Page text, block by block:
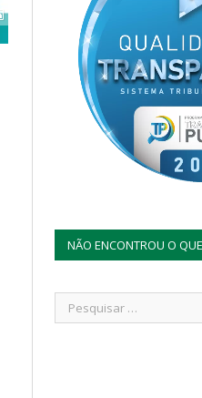
NÃO ENCONTROU O